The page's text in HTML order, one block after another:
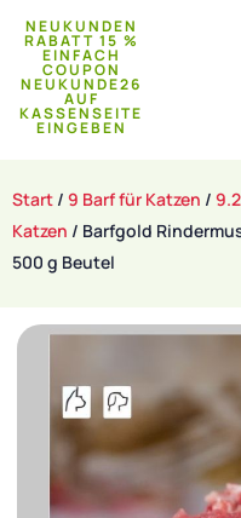
NEUKUNDEN
RABATT 15 %
EINFACH
COUPON
NEUKUNDE26
AUF
KASSENSEITE
EINGEBEN
Start / 9 Barf für Katzen /
Katzen / Barfgold
500 g Beutel